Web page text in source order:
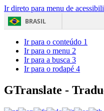
Ir direto para menu de
BRASIL
Ir para o conteúdo 1
Ir para o menu 2
Ir para a busca 3
Ir para o rodapé 4
GTranslate -